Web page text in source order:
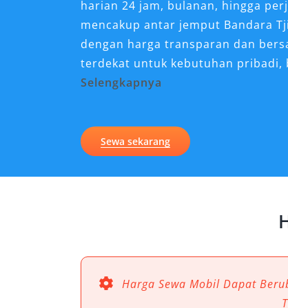
harian 24 jam, bulanan, hingga
mencakup antar jemput Bandara
dengan harga transparan dan
terdekat untuk kebutuhan pribadi,
Selengkapnya
untuk Perjalanan di
untuk perjalanan yang
Kehadiran layanan ini bukan
yang mengutamakan kualitas
Sewa sekarang
Harga Sewa Mobil Dapat